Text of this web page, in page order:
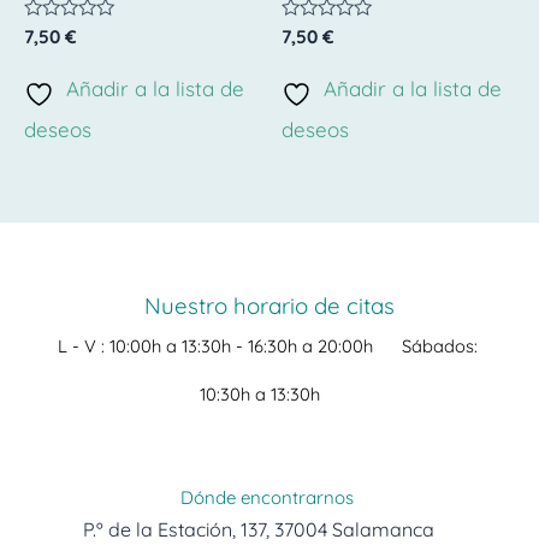
Valorado
con
de
5
7,50 €
Añadir a la lista de
deseos
Valorado
con
de
5
7,50 €
Añadir a la lista de
deseos
Nuestro horario de citas
L - V : 10:00h a 13:30h - 16:30h a 20:00h Sábados:
10:30h a 13:30h
Dónde encontrarnos
P.º de la Estación, 137, 37004 Salamanca